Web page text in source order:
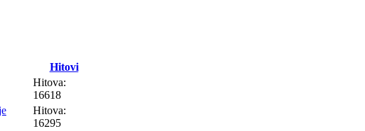
Hitovi
Hitova:
16618
Hitova:
16295